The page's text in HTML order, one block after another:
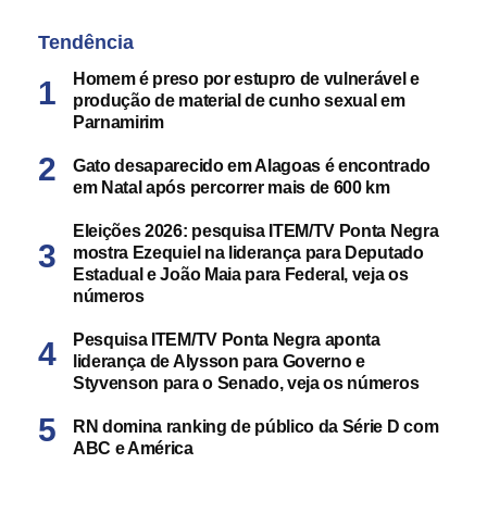
Tendência
Homem é preso por estupro de vulnerável e
produção de material de cunho sexual em
Parnamirim
Gato desaparecido em Alagoas é encontrado
em Natal após percorrer mais de 600 km
Eleições 2026: pesquisa ITEM/TV Ponta Negra
mostra Ezequiel na liderança para Deputado
Estadual e João Maia para Federal, veja os
números
Pesquisa ITEM/TV Ponta Negra aponta
liderança de Alysson para Governo e
Styvenson para o Senado, veja os números
RN domina ranking de público da Série D com
ABC e América